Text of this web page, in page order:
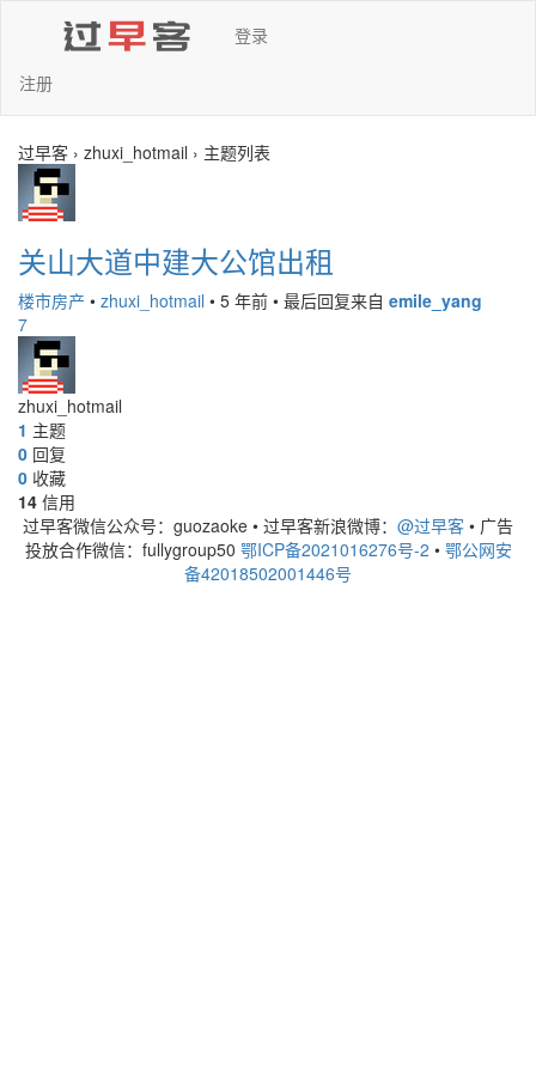
登录
注册
过早客 › zhuxi_hotmail › 主题列表
关山大道中建大公馆出租
楼市房产 • zhuxi_hotmail • 5 年前 • 最后回复来自 emile_yang
7
zhuxi_hotmail
1 主题
0 回复
0 收藏
14 信用
过早客微信公众号：guozaoke • 过早客新浪微博： @过早客 • 广告
投放合作微信：fullygroup50 鄂ICP备2021016276号-2 • 鄂公网安
备42018502001446号